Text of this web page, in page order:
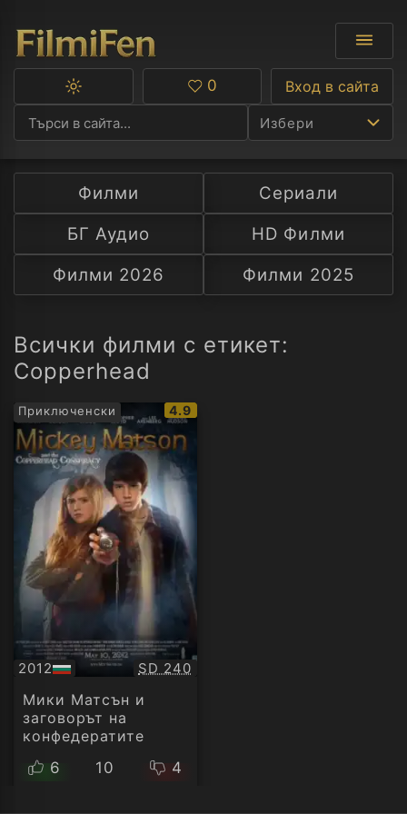
Избери
Ф
С
А
Превключване
тъмна
тема
Любими
0 Вход в сайта
Филми
Сериали
БГ Аудио
HD Филми
Филми 2026
Филми 2025
Всички филми с етикет:
Copperhead
Приключенски
IMDb
рейтинг:
4.9
2012
БГ
аудио
Качество:
SD 240
Мики Матсън и
заговорът на
конфедератите
6
10 4